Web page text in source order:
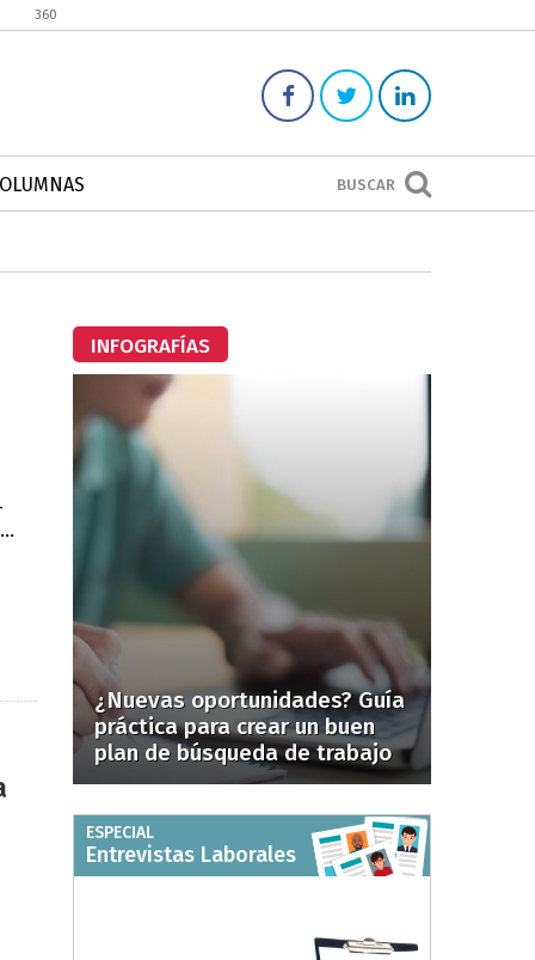
360
BUSCAR
INFOGRAFÍAS
¿Nuevas oportunidades? Guía
práctica para crear un buen
plan de búsqueda de trabajo
ESPECIAL
Entrevistas Laborales